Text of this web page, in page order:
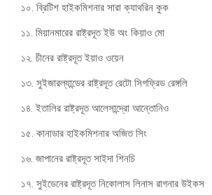
১০. ব্রিটিশ হাইকমিশনার সারা ক্যাথরিন কুক
১১. মিয়ানমারের রাষ্ট্রদূত ইউ অং কিয়াও মো
১২. চীনের রাষ্ট্রদূত ইয়াও ওয়েন
১৩. সুইজারল্যান্ডের রাষ্ট্রদূত রেটো সিগফ্রিড রেঙ্গলি
১৪. ইতালির রাষ্ট্রদূত আলেসান্দ্রো আন্তোনিও
১৫. কানাডার হাইকমিশনার অজিত সিং
১৬. জাপানের রাষ্ট্রদূত সাইদা শিনচি
১৭. সুইডেনের রাষ্ট্রদূত নিকোলাস লিনাস রাগনার উইকস